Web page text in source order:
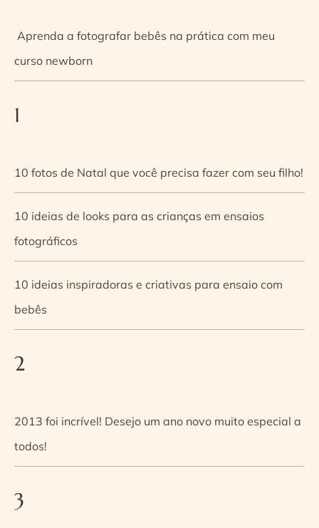
Aprenda a fotografar bebês na prática com meu
curso newborn
1
10 fotos de Natal que você precisa fazer com seu filho!
10 ideias de looks para as crianças em ensaios
fotográficos
10 ideias inspiradoras e criativas para ensaio com
bebês
2
2013 foi incrível! Desejo um ano novo muito especial a
todos!
3